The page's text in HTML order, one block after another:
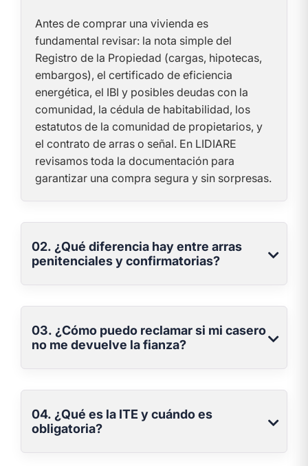
Antes de comprar una vivienda es
fundamental revisar: la nota simple del
Registro de la Propiedad (cargas, hipotecas,
embargos), el certificado de eficiencia
energética, el IBI y posibles deudas con la
comunidad, la cédula de habitabilidad, los
estatutos de la comunidad de propietarios, y
el contrato de arras o señal. En LIDIARE
revisamos toda la documentación para
garantizar una compra segura y sin sorpresas.
02. ¿Qué diferencia hay entre arras
penitenciales y confirmatorias?
03. ¿Cómo puedo reclamar si mi casero
no me devuelve la fianza?
04. ¿Qué es la ITE y cuándo es
obligatoria?